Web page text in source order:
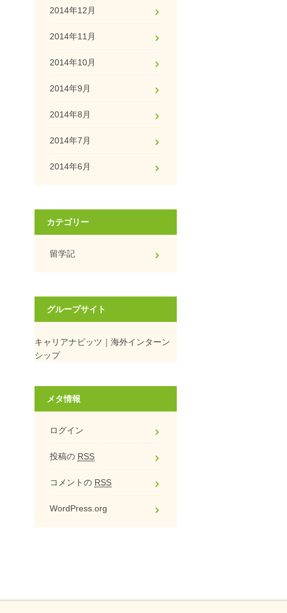
2014年12月
2014年11月
2014年10月
2014年9月
2014年8月
2014年7月
2014年6月
カテゴリー
留学記
グループサイト
キャリアナビッツ｜海外インターン
シップ
メタ情報
ログイン
投稿の RSS
コメントの RSS
WordPress.org